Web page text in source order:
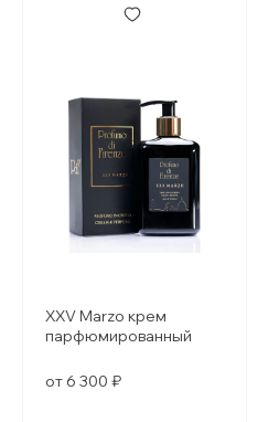
XXV Marzo крем
парфюмированный
от 6 300 ₽